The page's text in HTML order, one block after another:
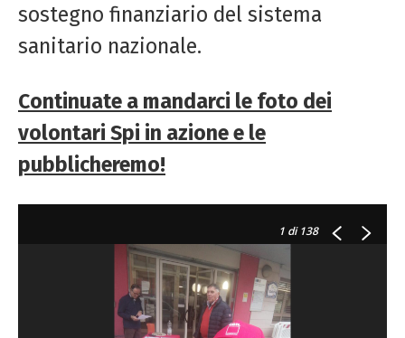
sostegno finanziario del sistema
sanitario nazionale.
Continuate a mandarci le foto dei
volontari Spi in azione e le
pubblicheremo!
1 di 138